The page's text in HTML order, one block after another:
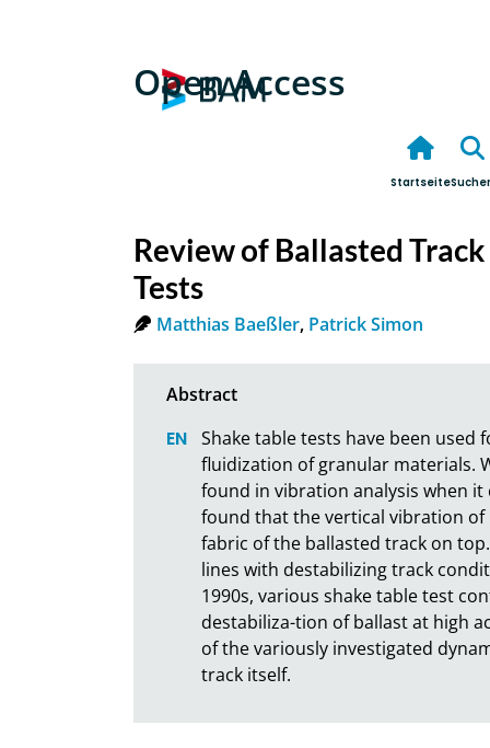
Open Access
Startseite
Review of Ballasted
Tests
Matthias Baeßler, Patrick Simon
Shake table tests have been
fluidization of granular materials.
found in vibration analysis when
found that the vertical vibration
fabric of the ballasted track on
lines with destabilizing track
1990s, various shake table test
destabiliza-tion of ballast at high
of the variously investigated
track itself.